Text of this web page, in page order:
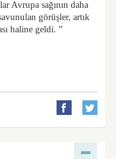
Avrupa sağının daha
görüşler, artık
haline geldi. ”
 